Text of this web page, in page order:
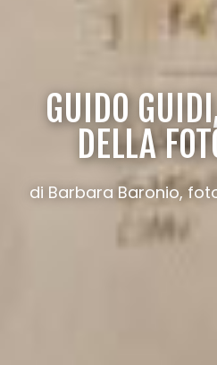
GUIDO
DELLA
di Barbara Baronio,